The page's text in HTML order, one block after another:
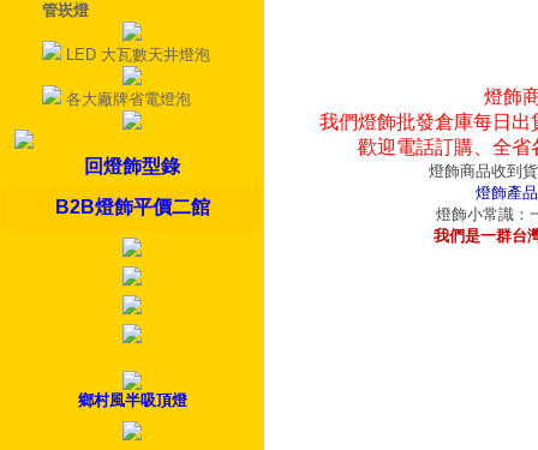
管崁燈
LED 大瓦數天井燈泡
各大廠牌省電燈泡
回燈飾型錄
B2B燈飾平價二館
鄉村風半吸頂燈
燈飾
我們燈飾批發倉庫每日
歡迎電話訂購、全
燈飾商品收到
燈飾產
燈飾小常識：
我們是一群台